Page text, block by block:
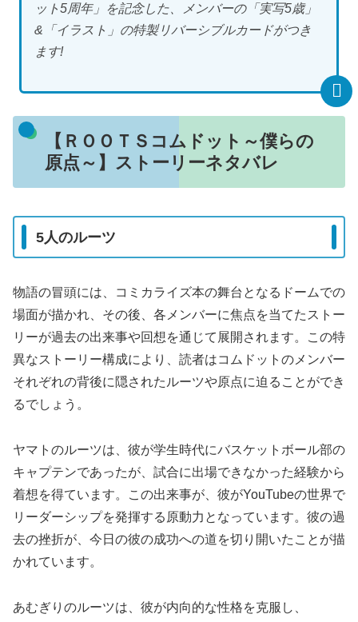
ット5周年」を記念した、メンバーの「実写5歳」
&「イラスト」の特製リバーシブルカードがつき
ます!
【ＲＯＯＴＳコムドット～僕らの
原点～】ストーリーネタバレ
5人のルーツ
物語の冒頭には、コミカライズ本の舞台となるドームでの
場面が描かれ、その後、各メンバーに焦点を当てたストー
リーが過去の出来事や回想を通じて展開されます。この特
異なストーリー構成により、読者はコムドットのメンバー
それぞれの背後に隠されたルーツや原点に迫ることができ
るでしょう。
ヤマトのルーツは、彼が学生時代にバスケットボール部の
キャプテンであったが、試合に出場できなかった経験から
着想を得ています。この出来事が、彼がYouTubeの世界で
リーダーシップを発揮する原動力となっています。彼の過
去の挫折が、今日の彼の成功への道を切り開いたことが描
かれています。
あむぎりのルーツは、彼が内向的な性格を克服し、